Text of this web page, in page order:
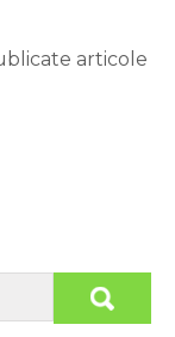
articole